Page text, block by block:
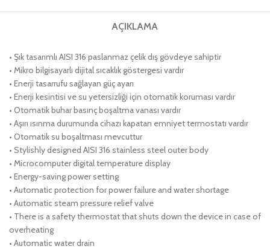
AÇIKLAMA
• Şık tasarımlı AISI 316 paslanmaz çelik dış gövdeye sahiptir
• Mikro bilgisayarlı dijital sıcaklık göstergesi vardır
• Enerji tasarrufu sağlayan güç ayarı
• Enerji kesintisi ve su yetersizliği için otomatik koruması vardır
• Otomatik buhar basınç boşaltma vanası vardır
• Aşırı ısınma durumunda cihazı kapatan emniyet termostatı vardır
• Otomatik su boşaltması mevcuttur
• Stylishly designed AISI 316 stainless steel outer body
• Microcomputer digital temperature display
• Energy-saving power setting
• Automatic protection for power failure and water shortage
• Automatic steam pressure relief valve
• There is a safety thermostat that shuts down the device in case of
overheating
• Automatic water drain